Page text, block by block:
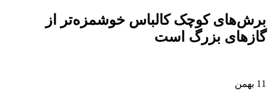
برش‌های کوچک کالباس خوشمزه‌تر از
گازهای بزرگ است
11 بهمن